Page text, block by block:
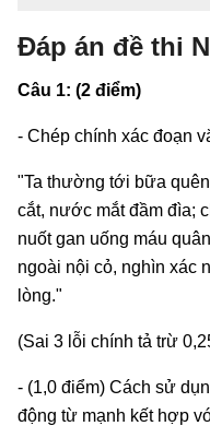
Đáp án đề thi
Câu 1: (2 điểm)
- Chép chính xác đoạn
"Ta thường tới bữa
cắt, nước mắt đầm đìa;
nuốt gan uống máu
ngoài nội cỏ, nghìn xác
lòng."
(Sai 3 lỗi chính tả trừ
- (1,0 điểm) Cách sử
động từ mạnh kết hợp